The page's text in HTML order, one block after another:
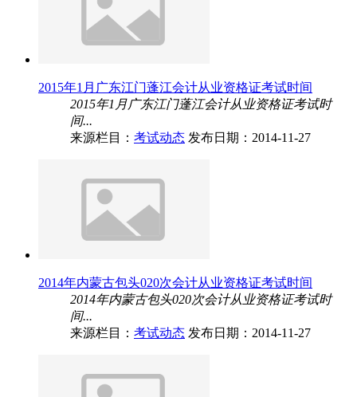
2015年1月广东江门蓬江会计从业资格证考试时间
2015年1月广东江门蓬江会计从业资格证考试时
间...
来源栏目： 考试动态 发布日期：2014-11-27
2014年内蒙古包头020次会计从业资格证考试时间
2014年内蒙古包头020次会计从业资格证考试时
间...
来源栏目： 考试动态 发布日期：2014-11-27